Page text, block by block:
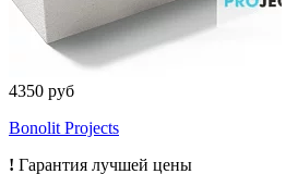
4350 руб
Bonolit Projects
! Гарантия лучшей цены